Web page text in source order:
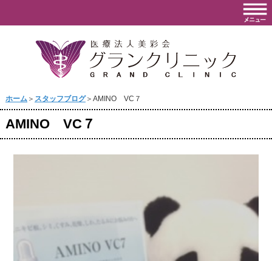
ホーム＞ スタッフブログ＞AMINO VC７
AMINO VC７